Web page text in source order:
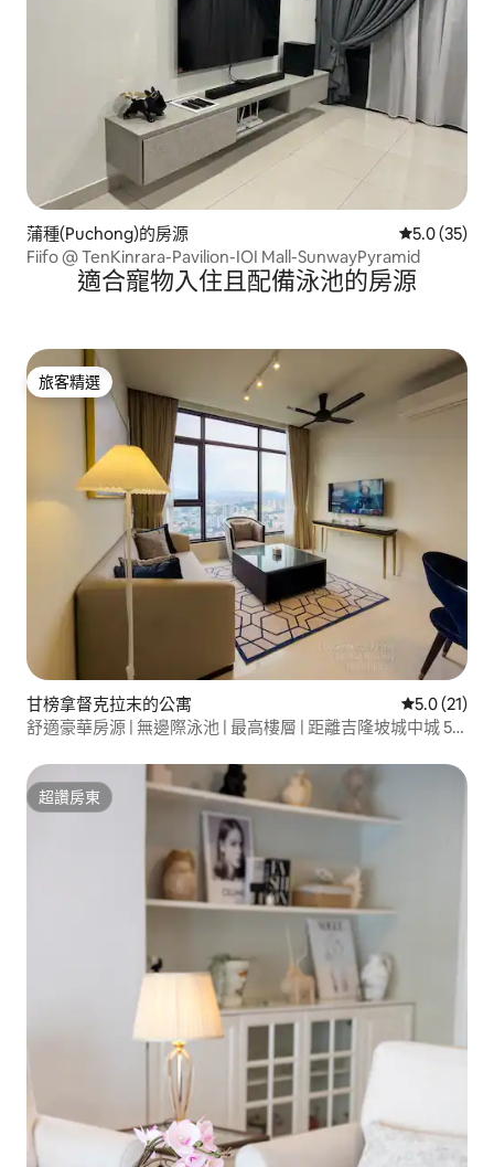
蒲種(Puchong)的房源 從 35 則評
5.0 (35)
Fiifo @ TenKinrara-Pavilion-IOI Mall-SunwayPyramid
適合寵物入住且配備泳池的房源
旅客精選
旅客精選
甘榜拿督克拉末的公寓 從 21 則評
5.0 (21)
舒適豪華房源 | 無邊際泳池 | 最高樓層 | 距離吉隆坡城中城 5
超讚房東
超讚房東